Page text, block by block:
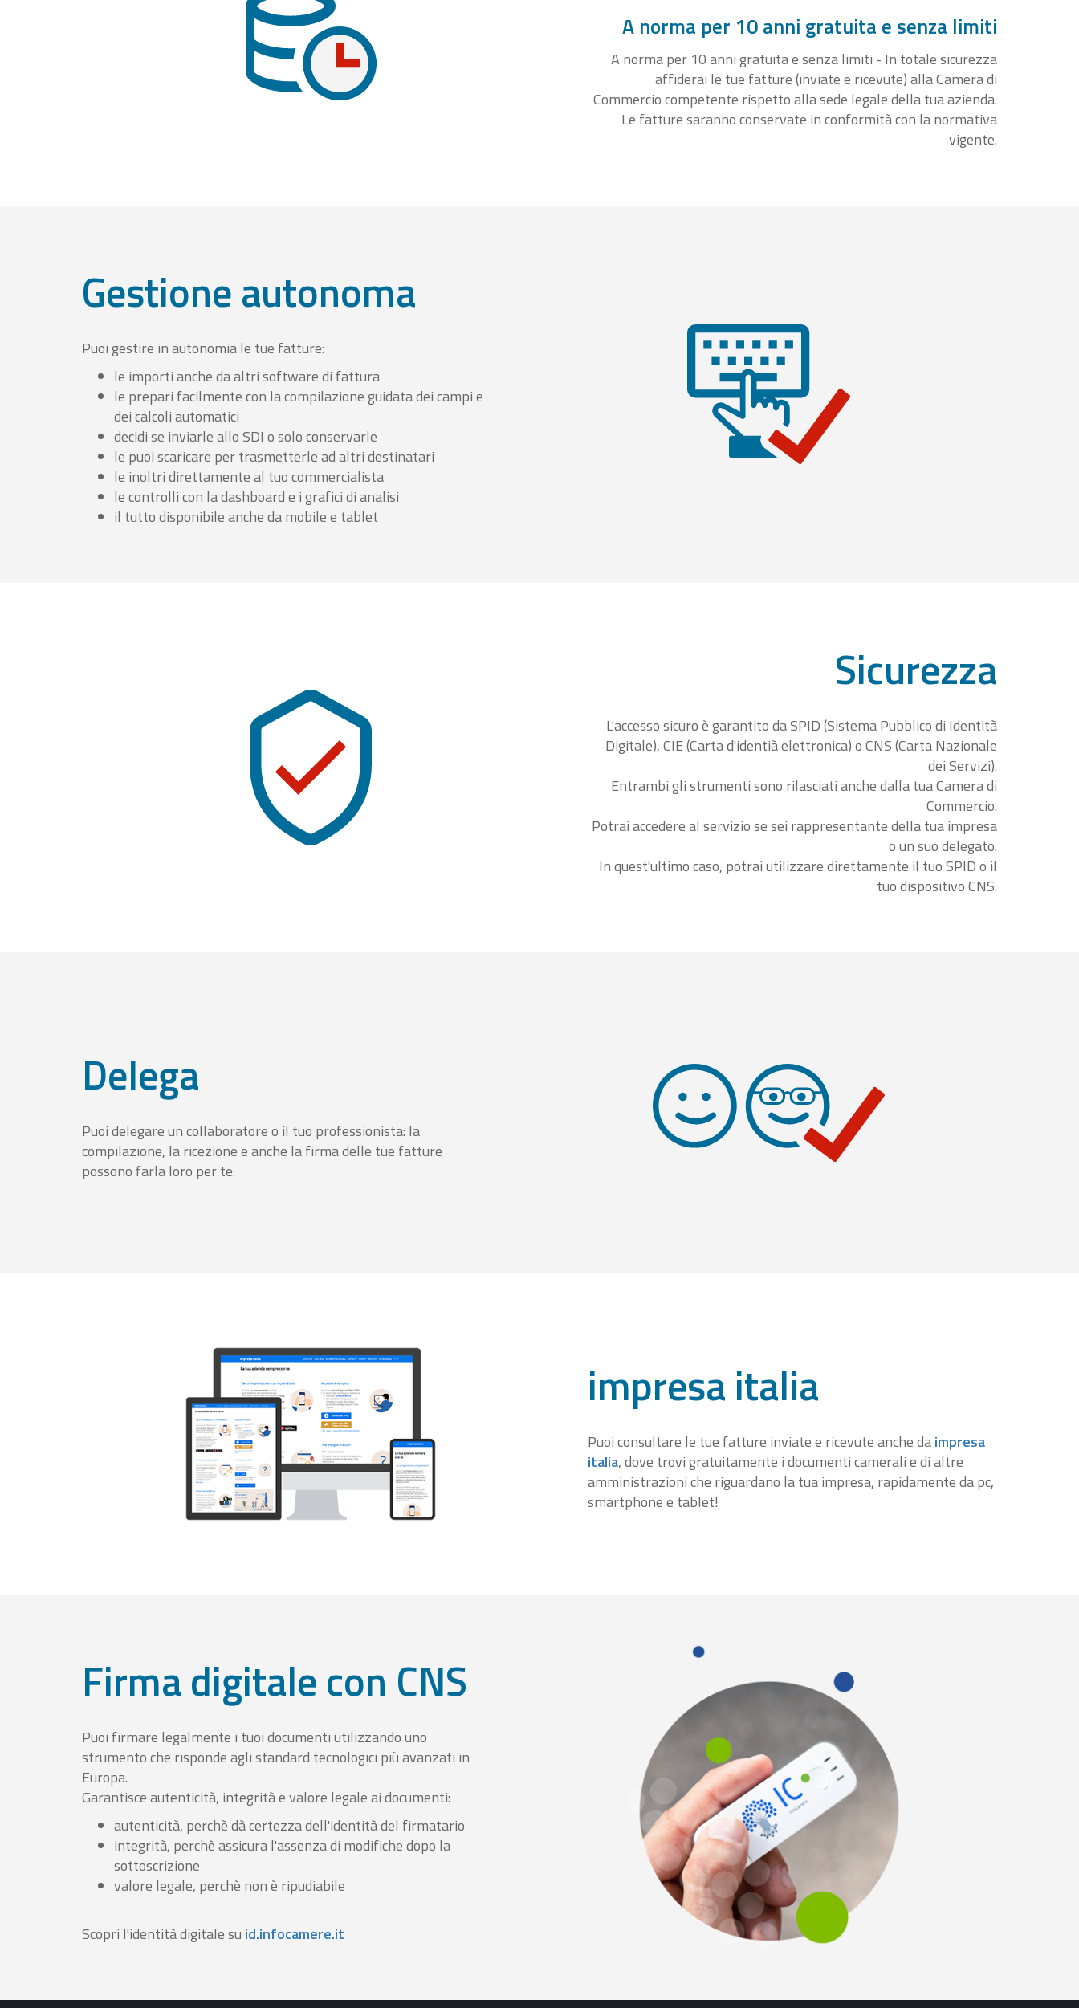
A norma per 10 anni gratuita e senza limiti
A norma per 10 anni gratuita e senza limiti - In totale sicurezza
affiderai le tue fatture (inviate e ricevute) alla Camera di
Commercio competente rispetto alla sede legale della tua azienda.
Le fatture saranno conservate in conformità con la normativa
vigente.
Gestione autonoma
Puoi gestire in autonomia le tue fatture:
le importi anche da altri software di fattura
le prepari facilmente con la compilazione guidata dei campi e
dei calcoli automatici
decidi se inviarle allo SDI o solo conservarle
le puoi scaricare per trasmetterle ad altri destinatari
le inoltri direttamente al tuo commercialista
le controlli con la dashboard e i grafici di analisi
il tutto disponibile anche da mobile e tablet
Sicurezza
L'accesso sicuro è garantito da SPID (Sistema Pubblico di Identità
Digitale), CIE (Carta d'identià elettronica) o CNS (Carta Nazionale
dei Servizi).
Entrambi gli strumenti sono rilasciati anche dalla tua Camera di
Commercio.
Potrai accedere al servizio se sei rappresentante della tua impresa
o un suo delegato.
In quest'ultimo caso, potrai utilizzare direttamente il tuo SPID o il
tuo dispositivo CNS.
Delega
Puoi delegare un collaboratore o il tuo professionista: la
compilazione, la ricezione e anche la firma delle tue fatture
possono farla loro per te.
impresa italia
Puoi consultare le tue fatture inviate e ricevute anche daimpresa
italia, dove trovi gratuitamente i documenti camerali e di altre
amministrazioni che riguardano la tua impresa, rapidamente da pc,
smartphone e tablet!
Firma digitale con CNS
Puoi firmare legalmente i tuoi documenti utilizzando uno
strumento che risponde agli standard tecnologici più avanzati in
Europa.
Garantisce autenticità, integrità e valore legale ai documenti:
autenticità, perchè dà certezza dell'identità del firmatario
integrità, perchè assicura l'assenza di modifiche dopo la
sottoscrizione
valore legale, perchè non è ripudiabile
Scopri l'identità digitale su id.infocamere.it